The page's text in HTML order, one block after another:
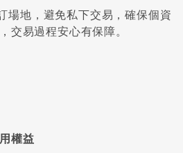
場地，避免私下交易，確保個資
交易過程安心有保障。
權益